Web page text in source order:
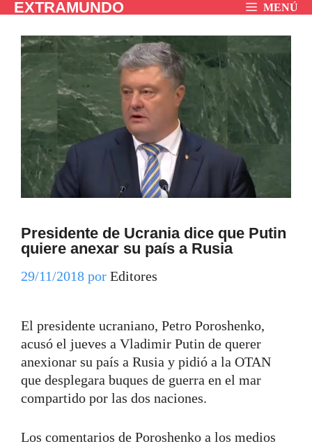
Saltar
contenido
EXTRAMUNDO MENÚ
Presidente de Ucrania dice que Putin
quiere anexar su país a Rusia
29/11/2018 por Editores
El presidente ucraniano, Petro Poroshenko,
acusó el jueves a Vladimir Putin de querer
anexionar su país a Rusia y pidió a la OTAN
que desplegara buques de guerra en el mar
compartido por las dos naciones.
Los comentarios de Poroshenko a los medios